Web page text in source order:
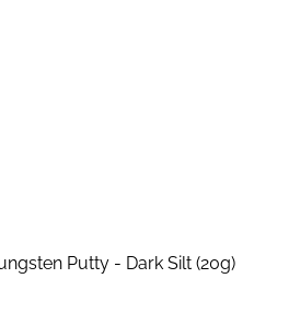
Putty - Dark Silt (20g)